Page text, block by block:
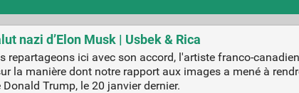
nazi d’Elon Musk | Usbek & Rica
ici avec son accord, l'artiste franco-
la manière dont notre rapport aux images a mené à
Trump, le 20 janvier dernier.